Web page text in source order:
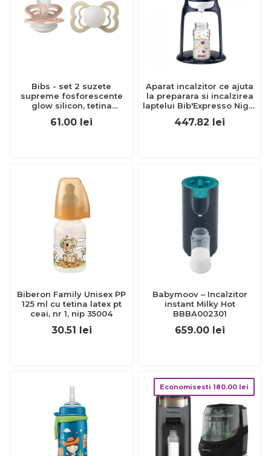
Bibs - set 2 suzete
supreme fosforescente
glow silicon, tetina
blush/vanilla bbb260357
61.00 lei
Aparat incalzitor ce ajuta
la preparara si incalzirea
laptelui Bib'Expresso Night
447.82 lei
Biberon Family Unisex PP
125 ml cu tetina latex pt
ceai, nr 1, nip 35004
30.51 lei
Babymoov – Incalzitor
instant Milky Hot
BBBA002301
659.00 lei
Economisesti 180.00 lei